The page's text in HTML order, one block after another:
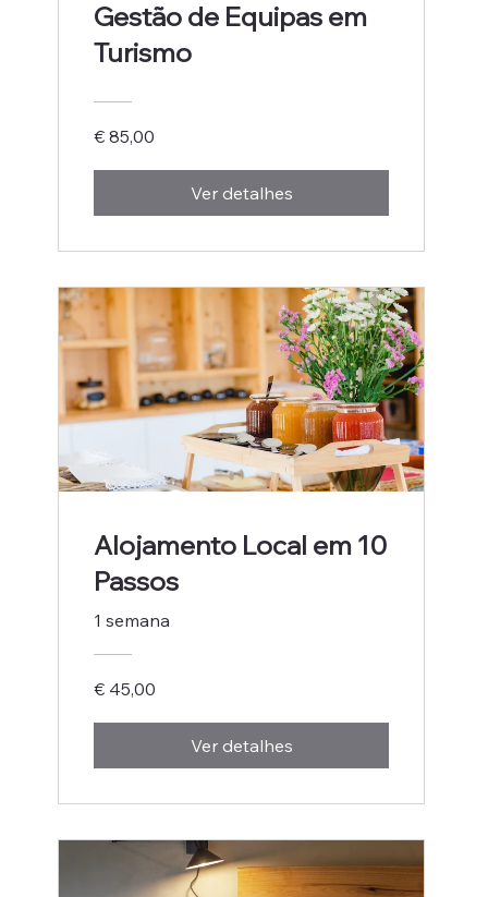
Gestão de Equipas em
Turismo
€ 85,00
Ver detalhes
Alojamento Local em 10
Passos
1 semana
€ 45,00
Ver detalhes